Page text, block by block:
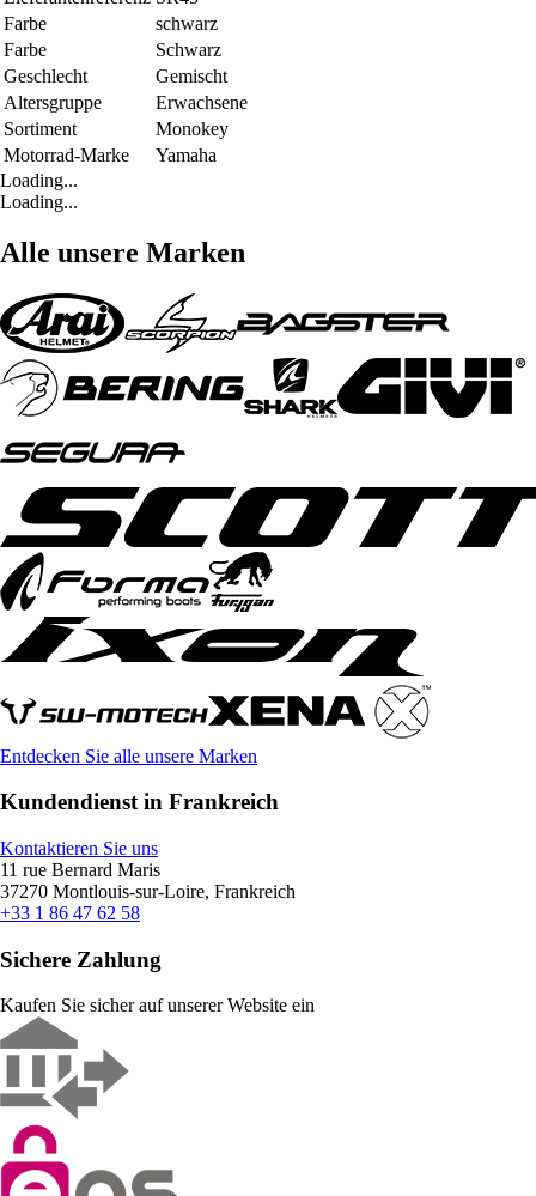
Farbe
schwarz
Farbe
Schwarz
Geschlecht
Gemischt
Altersgruppe
Erwachsene
Sortiment
Monokey
Motorrad-Marke
Yamaha
Loading...
Loading...
Alle unsere Marken
Entdecken Sie alle unsere Marken
Kundendienst in Frankreich
Kontaktieren Sie uns
11 rue Bernard Maris
37270 Montlouis-sur-Loire, Frankreich
+33 1 86 47 62 58
Sichere Zahlung
Kaufen Sie sicher auf unserer Website ein